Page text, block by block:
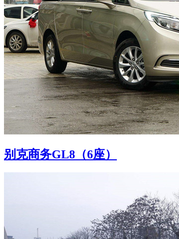
别克商务GL8（6座）